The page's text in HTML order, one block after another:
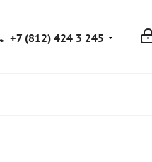
+7 (812) 424 3 245